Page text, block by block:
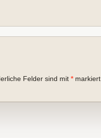
Felder sind mit *markiert